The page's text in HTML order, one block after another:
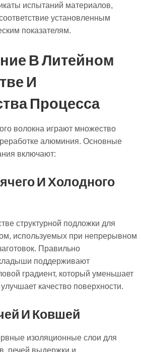
испытаний материалов,
установленным
показателям.
В Литейном
И
Процесса
волокна играют множество
алюминия. Основные
включают:
И Холодного
структурной подложки для
используемых при непрерывном
Правильно
поддерживают
градиент, который уменьшает
качество поверхности.
И Ковшей
изоляционные слои для
печей выдержки и